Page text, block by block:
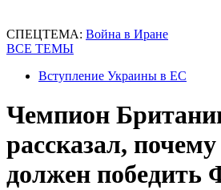
СПЕЦТЕМА: Война в Иране
ВСЕ ТЕМЫ
Вступление Украины в ЕС
Чемпион
рассказал,
должен победить